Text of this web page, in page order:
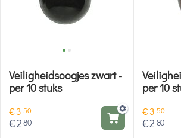
Veiligheidsoogjes zwart -
per 10 stuks
€350
€280
per 10
€350
€2 80